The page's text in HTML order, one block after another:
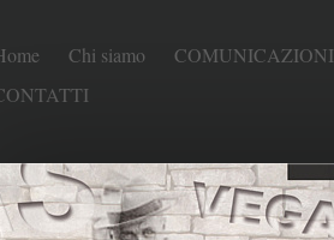
Chi siamo COMUNICAZIONI